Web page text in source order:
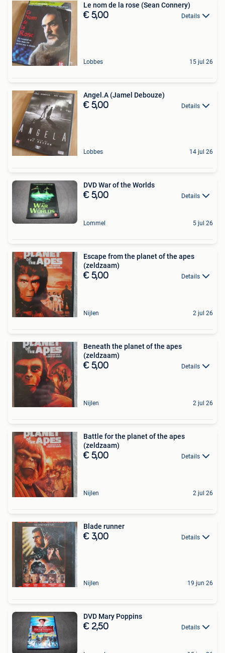
Le nom de la rose (Sean Connery)
€ 5,00 Details
Lobbes 15 jul 26
Angel.A (Jamel Debouze)
€ 5,00 Details
Lobbes 14 jul 26
DVD War of the Worlds
€ 5,00 Details
Lommel 5 jul 26
Escape from the planet of the apes
(zeldzaam)
€ 5,00 Details
Nijlen 2 jul 26
Beneath the planet of the apes
(zeldzaam)
€ 5,00 Details
Nijlen 2 jul 26
Battle for the planet of the apes
(zeldzaam)
€ 5,00 Details
Nijlen 2 jul 26
Blade runner
€ 3,00 Details
Nijlen 19 jun 26
DVD Mary Poppins
€ 2,50 Details